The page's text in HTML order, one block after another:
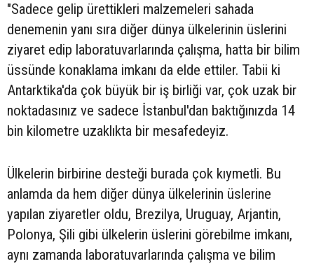
"Sadece gelip ürettikleri malzemeleri sahada
denemenin yanı sıra diğer dünya ülkelerinin üslerini
ziyaret edip laboratuvarlarında çalışma, hatta bir bilim
üssünde konaklama imkanı da elde ettiler. Tabii ki
Antarktika'da çok büyük bir iş birliği var, çok uzak bir
noktadasınız ve sadece İstanbul'dan baktığınızda 14
bin kilometre uzaklıkta bir mesafedeyiz.
Ülkelerin birbirine desteği burada çok kıymetli. Bu
anlamda da hem diğer dünya ülkelerinin üslerine
yapılan ziyaretler oldu, Brezilya, Uruguay, Arjantin,
Polonya, Şili gibi ülkelerin üslerini görebilme imkanı,
aynı zamanda laboratuvarlarında çalışma ve bilim